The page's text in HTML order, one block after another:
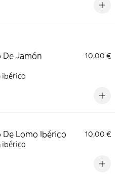
De Jamón
10,00 €
ibérico
De Lomo Ibérico
10,00 €
ibérico